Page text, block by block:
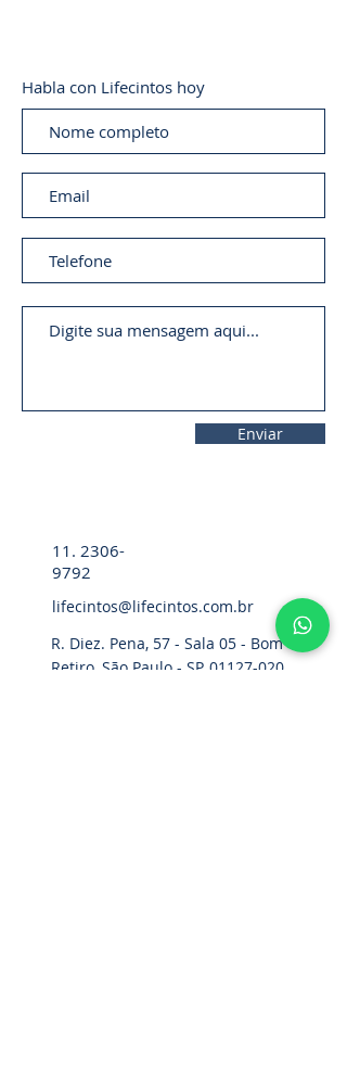
Habla con Lifecintos hoy
Enviar
11. 2306-
9792
lifecintos@lifecintos.com.br
R. Diez. Pena, 57 - Sala 05 - Bom
Retiro, São Paulo - SP, 01127-020